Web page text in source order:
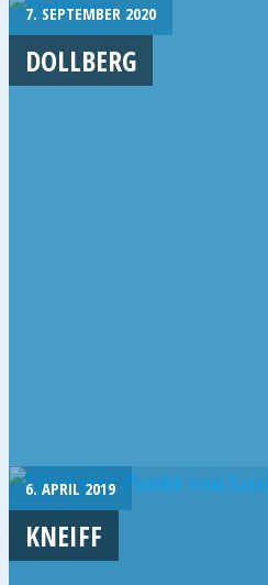
7. SEPTEMBER 2020
DOLLBERG
6. APRIL 2019
KNEIFF